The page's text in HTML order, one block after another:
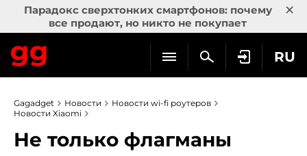
Парадокс сверхтонких смартфонов: почему
все продают, но никто не покупает
×
RU
Gagadget Новости
Новости wi-fi роутеров
Новости Xiaomi
Не только флагманы